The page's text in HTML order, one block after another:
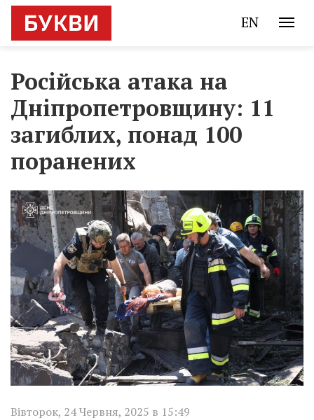
EN
Російська атака на
Дніпропетровщину: 11
загиблих, понад 100
поранених
Вівторок, 24 Червня, 2025 в 15:49